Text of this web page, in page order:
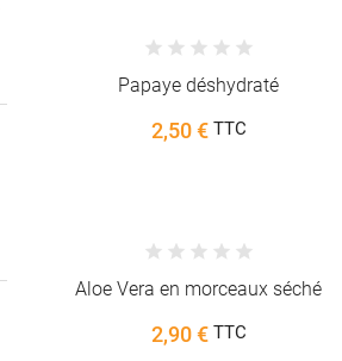
Papaye déshydraté
2,50 €TTC
Aloe Vera en morceaux séché
2,90 €TTC